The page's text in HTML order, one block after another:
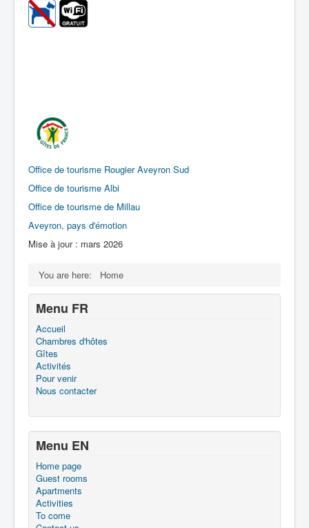
Office de tourisme Rougier Aveyron Sud
Office de tourisme Albi
Office de tourisme de Millau
Aveyron, pays d'émotion
Mise à jour : mars 2026
You are here: Home
Menu FR
Accueil
Chambres d'hôtes
Gîtes
Activités
Pour venir
Nous contacter
Menu EN
Home page
Guest rooms
Apartments
Activities
To come